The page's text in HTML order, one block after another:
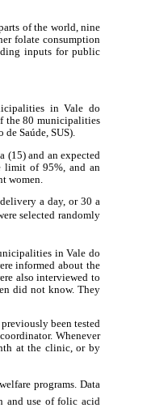
of the world, nine
folate consumption
inputs for public
in Vale do
the 80 municipalities
Saúde, SUS).
(15) and an expected
limit of 95%, and an
women.
a day, or 30 a
selected randomly
in Vale do
informed about the
also interviewed to
did not know. They
been tested
Whenever
at the clinic, or by
programs. Data
and use of folic acid